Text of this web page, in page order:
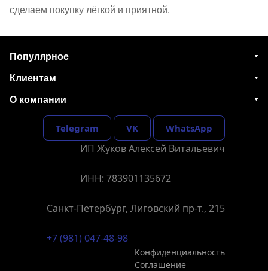
сделаем покупку лёгкой и приятной.
Популярное
Клиентам
О компании
Telegram VK WhatsApp
ИП Жуков Алексей Витальевич
ИНН: 783901135672
Санкт-Петербург, Лиговский пр-т., 215
+7 (981) 047-48-98
Конфиденциальность
Соглашение